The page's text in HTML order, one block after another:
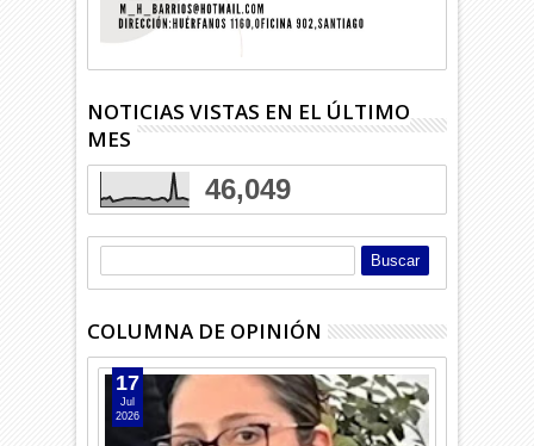
NOTICIAS VISTAS EN EL ÚLTIMO
MES
46,049
COLUMNA DE OPINIÓN
17
Jul
2026